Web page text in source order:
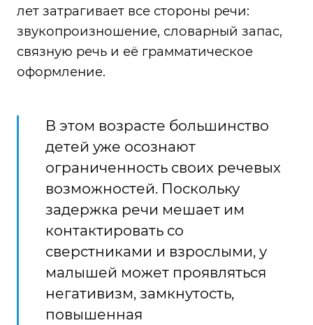
лет затрагивает все стороны речи:
звукопроизношение, словарный запас,
связную речь и её грамматическое
оформление.
В этом возрасте большинство
детей уже осознают
ограниченность своих речевых
возможностей. Поскольку
задержка речи мешает им
контактировать со
сверстниками и взрослыми, у
малышей может проявляться
негативизм, замкнутость,
повышенная